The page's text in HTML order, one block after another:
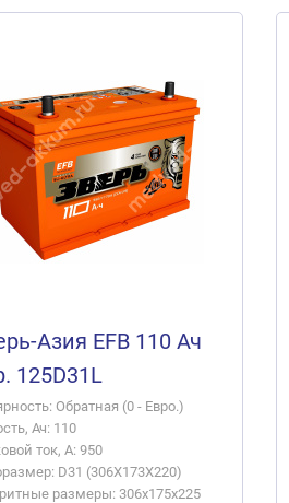
Азия EFB 110 Ач
125D31L
Обратная (0 - Евро.)
Ач: 110
ток, А: 950
D31 (306X173X220)
размеры: 306x175x225